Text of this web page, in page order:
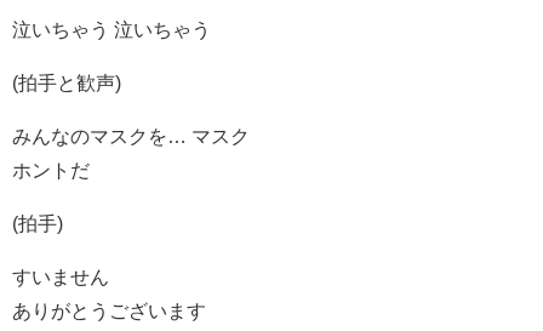
泣いちゃう 泣いちゃう
(拍手と歓声)
みんなのマスクを… マスク
ホントだ
(拍手)
すいません
ありがとうございます